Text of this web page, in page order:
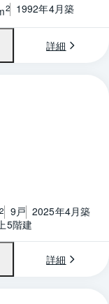
2 1992年4月築
詳細
2 9戸 2025年4月築
5階建
詳細